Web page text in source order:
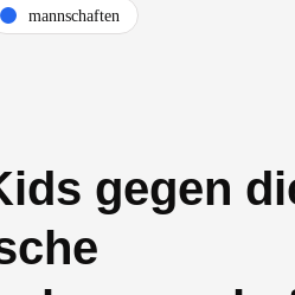
mannschaften
gegen